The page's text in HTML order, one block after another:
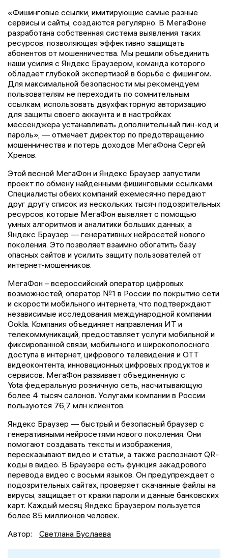
«Фишинговые ссылки, имитирующие самые разные
сервисы и сайты, создаются регулярно. В МегаФоне
разработана собственная система выявления таких
ресурсов, позволяющая эффективно защищать
абонентов от мошенничества. Мы решили объединить
наши усилия с Яндекс Браузером, команда которого
обладает глубокой экспертизой в борьбе с фишингом.
Для максимальной безопасности мы рекомендуем
пользователям не переходить по сомнительным
ссылкам, использовать двухфакторную авторизацию
для защиты своего аккаунта и в настройках
мессенджера устанавливать дополнительный пин-код и
пароль», — отмечает директор по предотвращению
мошенничества и потерь доходов МегаФона Сергей
Хренов.
Этой весной МегаФон и Яндекс Браузер запустили
проект по обмену найденными фишинговыми ссылками.
Специалисты обеих компаний ежемесячно передают
друг другу список из нескольких тысяч подозрительных
ресурсов, которые МегаФон выявляет с помощью
умных алгоритмов и аналитики больших данных, а
Яндекс Браузер — генеративных нейросетей нового
поколения. Это позволяет взаимно обогатить базу
опасных сайтов и усилить защиту пользователей от
интернет-мошенников.
МегаФон – всероссийский оператор цифровых
возможностей, оператор №1 в России по покрытию сети
и скорости мобильного интернета, что подтверждают
независимые исследования международной компании
Ookla. Компания объединяет направления ИТ и
телекоммуникаций, предоставляет услуги мобильной и
фиксированной связи, мобильного и широкополосного
доступа в интернет, цифрового телевидения и OTT
видеоконтента, инновационных цифровых продуктов и
сервисов. МегаФон развивает объединенную с
Yota федеральную розничную сеть, насчитывающую
более 4 тысяч салонов. Услугами компании в России
пользуются 76,7 млн клиентов.
Яндекс Браузер — быстрый и безопасный браузер с
генеративными нейросетями нового поколения. Они
помогают создавать тексты и изображения,
пересказывают видео и статьи, а также распознают QR-
коды в видео. В Браузере есть функция закадрового
перевода видео с восьми языков. Он предупреждает о
подозрительных сайтах, проверяет скачанные файлы на
вирусы, защищает от кражи пароли и данные банковских
карт. Каждый месяц Яндекс Браузером пользуется
более 85 миллионов человек.
Автор:
Светлана Буслаева